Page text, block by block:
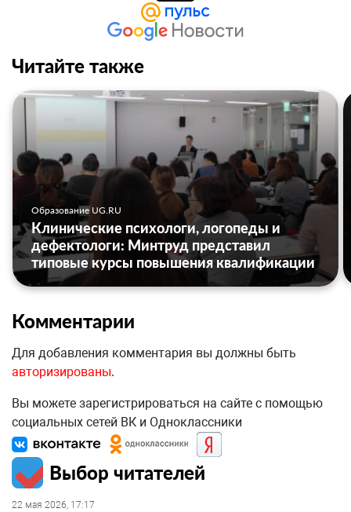
Читайте также
Образование UG.RU
Клинические психологи, логопеды и
дефектологи: Минтруд представил
типовые курсы повышения квалификации
Комментарии
Для добавления комментария вы должны быть
авторизированы.
Вы можете зарегистрироваться на сайте с помощью
социальных сетей ВК и Одноклассники
Выбор читателей
22 мая 2026, 17:17